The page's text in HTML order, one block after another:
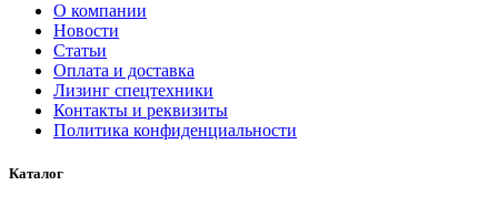
О компании
Новости
Статьи
Оплата и доставка
Лизинг спецтехники
Контакты и реквизиты
Политика конфиденциальности
Каталог